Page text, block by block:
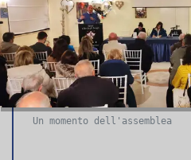
Un momento dell'assemblea